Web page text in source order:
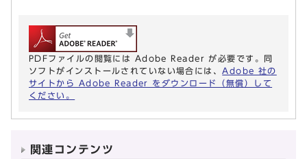
PDFファイルの閲覧には Adobe Reader が必要です。同
ソフトがインストールされていない場合には、 Adobe 社の
サイトから Adobe Reader をダウンロード（無償）して
ください。
関連コンテンツ